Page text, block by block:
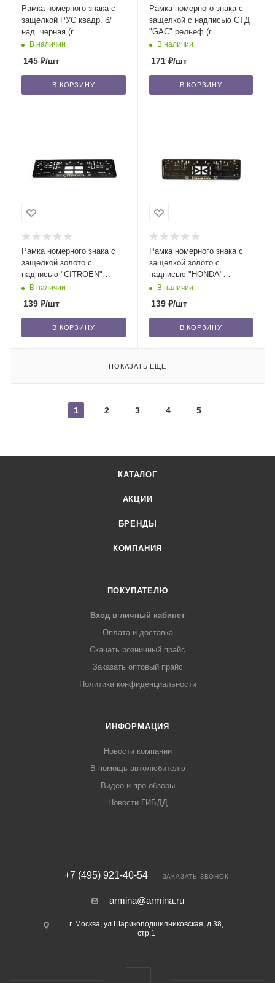
Рамка номерного знака с
защелкой РУС квадр. б/
над. черная (г.
Новосибирск) /30
В наличии
145 ₽/шт
В КОРЗИНУ
Рамка номерного знака с
защелкой с надписью СТД
"GAC" рельеф (г.
Новосибирск) /30
В наличии
171₽/шт
В КОРЗИНУ
Рамка номерного знака с
защелкой золото с
надписью "CITROEN"
рельеф (г. Новосибирск) /30
В наличии
139 ₽/шт
В КОРЗИНУ
Рамка номерного знака с
защелкой золото с
надписью "HONDA"
рельеф (г. Новосибирск) /30
В наличии
139₽/шт
В КОРЗИНУ
ПОКАЗАТЬ ЕЩЕ
1 2 3 4 5
КАТАЛОГ
АКЦИИ
БРЕНДЫ
КОМПАНИЯ
ПОКУПАТЕЛЮ
Вход в личный кабинет
Оплата и доставка
Скачать розничный прайс
Заказать оптовый прайс
Политика конфиденциальности
ИНФОРМАЦИЯ
Новости компании
В помощь автолюбителю
Видео и про-обзоры
Новости ГИБДД
+7 (495) 921-40-54 ЗАКАЗАТЬ ЗВОНОК
armina@armina.ru
г. Москва, ул.Шарикоподшипниковская, д.38,
стр.1